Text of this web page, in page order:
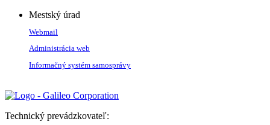
Mestský úrad
Webmail
Administrácia web
Informačný systém samosprávy
Technický prevádzkovateľ: